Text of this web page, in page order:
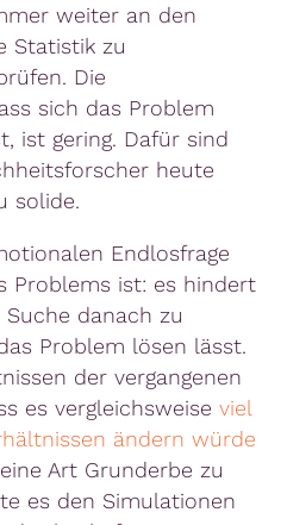
weiter an den
Statistik zu
Die
sich das Problem
ist gering. Dafür sind
heute
solide.
Endlosfrage
Problems ist: es hindert
danach zu
Problem lösen lässt.
der vergangenen
es vergleichsweise viel
ändern würde
Art Grunderbe zu
es den Simulationen